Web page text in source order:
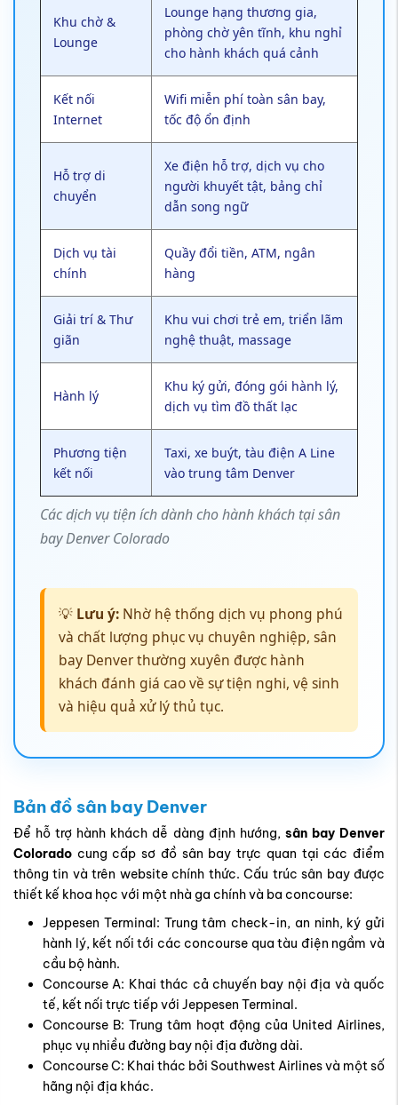
Các dịch vụ tiện ích dành cho hành khách tại sân
bay Denver Colorado
Khu chờ &
Lounge
Lounge hạng thương gia,
phòng chờ yên tĩnh, khu nghỉ
cho hành khách quá cảnh
Kết nối
Internet
Wifi miễn phí toàn sân bay,
tốc độ ổn định
Hỗ trợ di
chuyển
Xe điện hỗ trợ, dịch vụ cho
người khuyết tật, bảng chỉ
dẫn song ngữ
Dịch vụ tài
chính
Quầy đổi tiền, ATM, ngân
hàng
Giải trí & Thư
giãn
Khu vui chơi trẻ em, triển lãm
nghệ thuật, massage
Hành lý
Khu ký gửi, đóng gói hành lý,
dịch vụ tìm đồ thất lạc
Phương tiện
kết nối
Taxi, xe buýt, tàu điện A Line
vào trung tâm Denver
💡 Lưu ý: Nhờ hệ thống dịch vụ phong phú
và chất lượng phục vụ chuyên nghiệp, sân
bay Denver thường xuyên được hành
khách đánh giá cao về sự tiện nghi, vệ sinh
và hiệu quả xử lý thủ tục.
Bản đồ sân bay Denver
Để hỗ trợ hành khách dễ dàng định hướng, sân bay Denver
Colorado cung cấpsơ đồ sân bay trực quan tại các điểm
thông tin và trên website chính thức. Cấu trúc sân bay được
thiết kế khoa học với một nhà ga chính và ba concourse:
Jeppesen Terminal: Trung tâm check-in, an ninh, ký gửi
hành lý, kết nối tới các concourse qua tàu điện ngầm và
cầu bộ hành.
Concourse A: Khai thác cả chuyến bay nội địa và quốc
tế, kết nối trực tiếp với Jeppesen Terminal.
Concourse B: Trung tâm hoạt động của United Airlines,
phục vụ nhiều đường bay nội địa đường dài.
Concourse C: Khai thác bởi Southwest Airlines và một số
hãng nội địa khác.